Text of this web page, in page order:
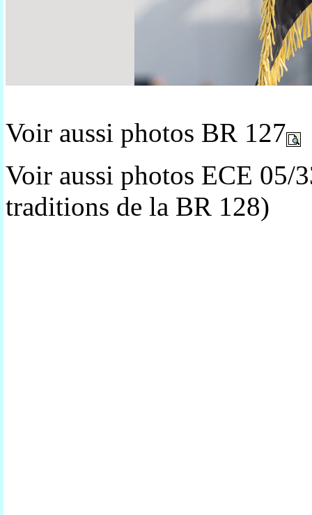
Voir aussi photos BR 127
Voir aussi photos ECE 05/
traditions de la BR 128)